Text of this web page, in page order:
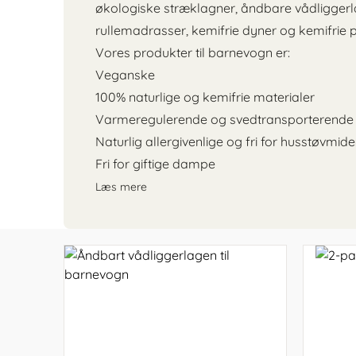
Kapok indsats til autostol
Kapok babynest
Sommerdyner
Vinterdyner
Voksenmadras
Tillægsmadras
Juno
Juniorseng
Voksenseng
160x200
sengeramme
180x200
180x200
Sæbebar
160x200
180x200
økologiske stræklagner, åndbare
rullemadrasser, kemifrie dyner og kemifrie
Vores produkter til barnevogn er:
Veganske
100% naturlige og kemifrie materialer
Varmeregulerende og svedtransporterende
Naturlig allergivenlige og fri for
Fri for giftige dampe
Læs mere